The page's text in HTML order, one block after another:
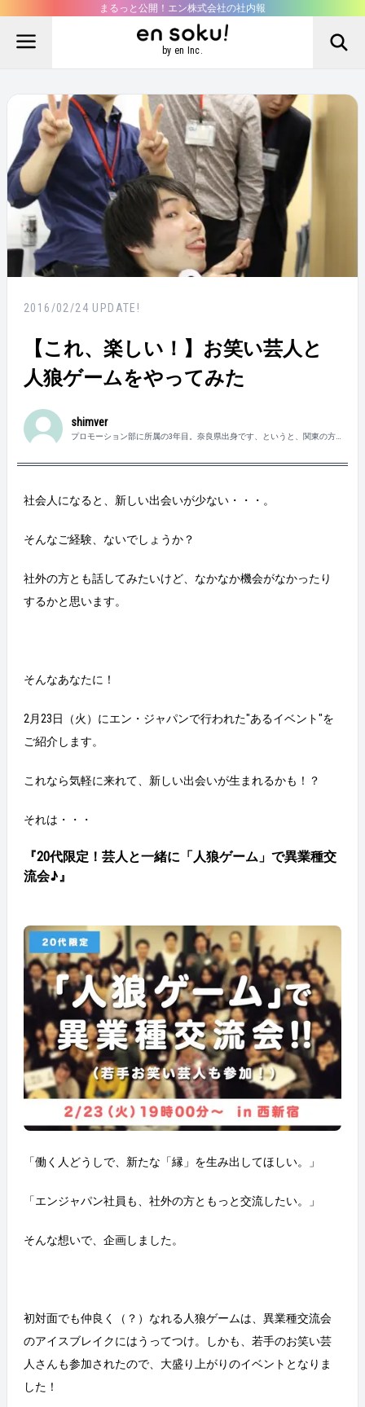
まるっと公開！エン株式会社の社内報
by en Inc.
2016/02/24 UPDATE!
【これ、楽しい！】お笑い芸人と
人狼ゲームをやってみた
shimver
プロモーション部に所属の3年目。奈良県出身です、というと、関東の方
社会人になると、新しい出会いが少ない・・・。
そんなご経験、ないでしょうか？
社外の方とも話してみたいけど、なかなか機会がなかったり
するかと思います。
そんなあなたに！
2月23日（火）にエン・ジャパンで行われた"あるイベント"を
ご紹介します。
これなら気軽に来れて、新しい出会いが生まれるかも！？
それは・・・
『20代限定！芸人と一緒に「人狼ゲーム」で異業種交
流会♪』
「働く人どうしで、新たな「縁」を生み出してほしい。」
「エンジャパン社員も、社外の方ともっと交流したい。」
そんな想いで、企画しました。
初対面でも仲良く（？）なれる人狼ゲームは、異業種交流会
のアイスブレイクにはうってつけ。しかも、若手のお笑い芸
人さんも参加されたので、大盛り上がりのイベントとなりま
した！